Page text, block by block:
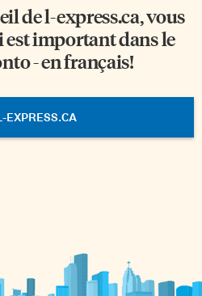
del-express.ca, vous
est important dans le
- en français!
EXPRESS.CA